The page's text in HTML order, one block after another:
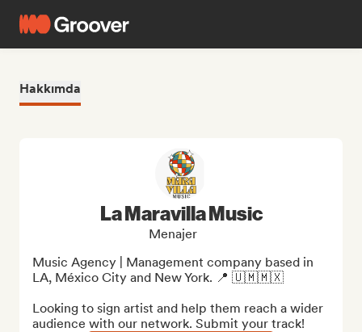
Hakkımda
La Maravilla Music
Menajer
Music Agency | Management company based in
LA, México City and New York. 📍 🇺🇲🇲🇽
Looking to sign artist and help them reach a wider
audience with our network. Submit your track!